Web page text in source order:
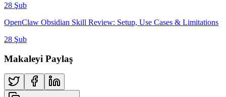
28 Şub
OpenClaw Obsidian Skill Review: Setup, Use Cases & Limitations
28 Şub
Makaleyi Paylaş